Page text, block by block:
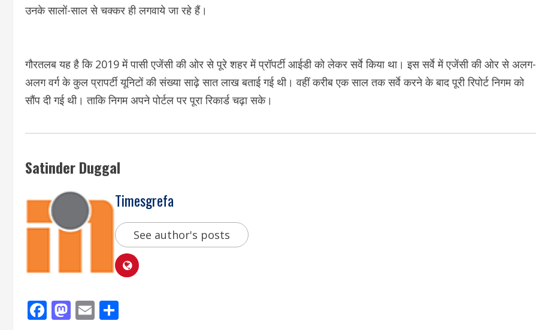
उनके सालों-साल से चक्कर ही लगवाये जा रहे हैं।
गौरतलब यह है कि 2019 में पासी एजेंसी की ओर से पूरे शहर में प्रॉपर्टी आईडी को लेकर सर्वे किया था। इस सर्वे में एजेंसी की ओर से अलग-
अलग वर्ग के कुल प्रापर्टी यूनिटों की संख्या साढ़े सात लाख बताई गई थी। वहीं करीब एक साल तक सर्वे करने के बाद पूरी रिपोर्ट निगम को
सौंप दी गई थी। ताकि निगम अपने पोर्टल पर पूरा रिकार्ड चढ़ा सके।
Satinder Duggal
Timesgrefa
See author's posts
Facebook
Mastodon
Email